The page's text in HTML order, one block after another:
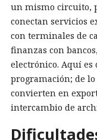
un mismo circuito,
conectan servicios
con terminales de
finanzas con
electrónico. Aquí es
programación; de
convierten en
intercambio de